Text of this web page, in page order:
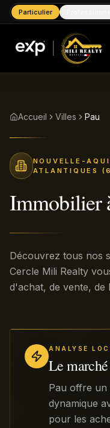
Particulier
Accueil Villes Pau
NOUVELLE-
ATLANTIQUES
Immobilier
Découvrez tous nos
Cercle Mili Realty
d'achat, de vente, de
ANALYSE
Le
Pau offre un
dynamique
pour les